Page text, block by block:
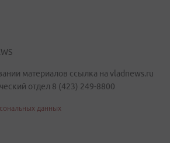
материалов ссылка на vladnews.ru
отдел 8 (423) 249-8800
данных